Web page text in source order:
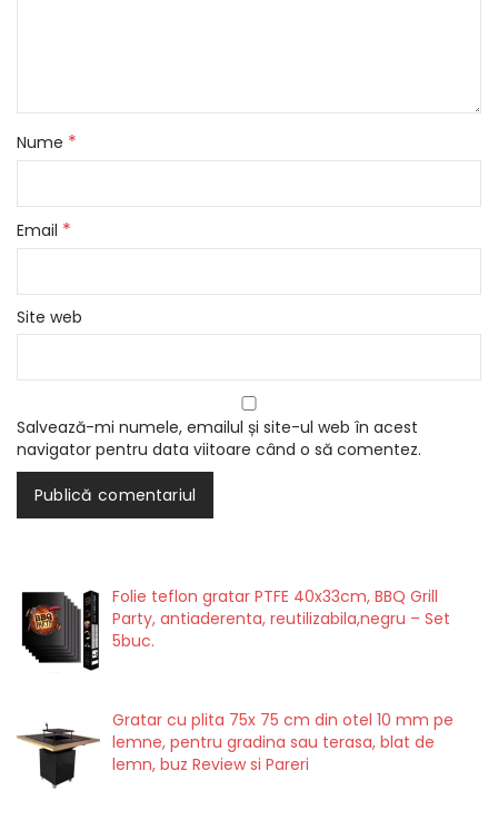
Nume *
Email *
Site web
Salvează-mi numele, emailul și site-ul web în acest
navigator pentru data viitoare când o să comentez.
Folie teflon gratar PTFE 40x33cm, BBQ Grill
Party, antiaderenta, reutilizabila,negru – Set
5buc.
Gratar cu plita 75x 75 cm din otel 10 mm pe
lemne, pentru gradina sau terasa, blat de
lemn, buz Review si Pareri